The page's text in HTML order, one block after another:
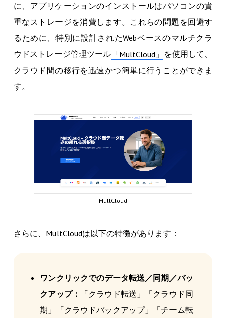
に、アプリケーションのインストールはパソコンの貴
重なストレージを消費します。これらの問題を回避す
るために、特別に設計されたWebベースのマルチクラ
ウドストレージ管理ツール 「MultCloud」 を使用して、
クラウド間の移行を迅速かつ簡単に行うことができま
す。
MultCloud
さらに、MultCloudは以下の特徴があります：
ワンクリックでのデータ転送／同期／バッ
クアップ：
「クラウド転送」「クラウド同
期」「クラウドバックアップ」「チーム転